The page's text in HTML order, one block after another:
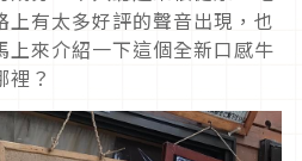
有太多好評的聲音出現，也
上來介紹一下這個全新口感牛
裡？